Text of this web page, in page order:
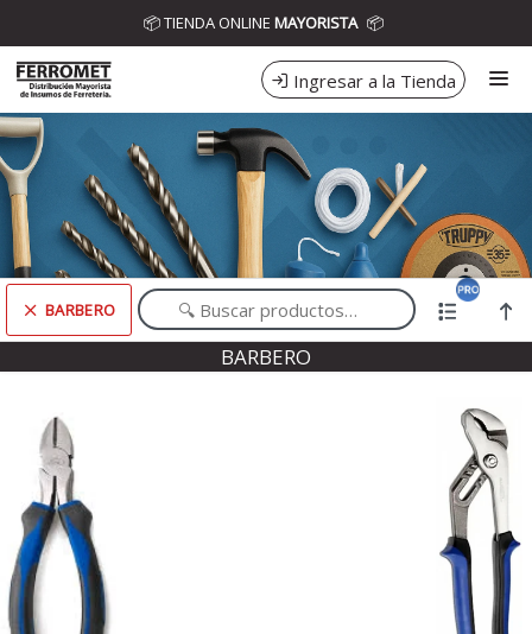
📦 TIENDA ONLINE MAYORISTA 📦
Ingresar a la Tienda
CÓMO COMPRAR
CONTACTO
BARBERO
Comprá online productos de BARBERO en DISTRIBUIDORA FERROMET
BARBERO